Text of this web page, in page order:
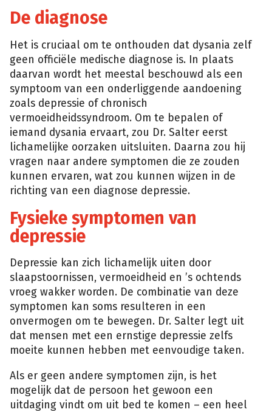
De diagnose
Het is cruciaal om te onthouden dat dysania zelf
geen officiële medische diagnose is. In plaats
daarvan wordt het meestal beschouwd als een
symptoom van een onderliggende aandoening
zoals depressie of chronisch
vermoeidheidssyndroom. Om te bepalen of
iemand dysania ervaart, zou Dr. Salter eerst
lichamelijke oorzaken uitsluiten. Daarna zou hij
vragen naar andere symptomen die ze zouden
kunnen ervaren, wat zou kunnen wijzen in de
richting van een diagnose depressie.
Fysieke symptomen van
depressie
Depressie kan zich lichamelijk uiten door
slaapstoornissen, vermoeidheid en ’s ochtends
vroeg wakker worden. De combinatie van deze
symptomen kan soms resulteren in een
onvermogen om te bewegen. Dr. Salter legt uit
dat mensen met een ernstige depressie zelfs
moeite kunnen hebben met eenvoudige taken.
Als er geen andere symptomen zijn, is het
mogelijk dat de persoon het gewoon een
uitdaging vindt om uit bed te komen – een heel